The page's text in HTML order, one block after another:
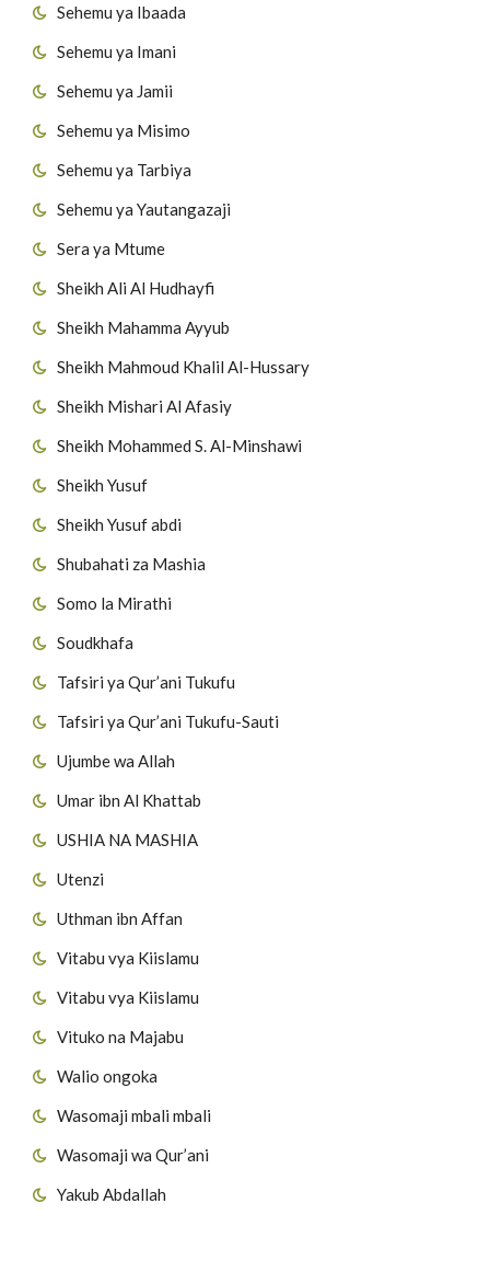
Sehemu ya Ibaada
Sehemu ya Imani
Sehemu ya Jamii
Sehemu ya Misimo
Sehemu ya Tarbiya
Sehemu ya Yautangazaji
Sera ya Mtume
Sheikh Ali Al Hudhayfi
Sheikh Mahamma Ayyub
Sheikh Mahmoud Khalil Al-Hussary
Sheikh Mishari Al Afasiy
Sheikh Mohammed S. Al-Minshawi
Sheikh Yusuf
Sheikh Yusuf abdi
Shubahati za Mashia
Somo la Mirathi
Soudkhafa
Tafsiri ya Qur’ani Tukufu
Tafsiri ya Qur’ani Tukufu-Sauti
Ujumbe wa Allah
Umar ibn Al Khattab
USHIA NA MASHIA
Utenzi
Uthman ibn Affan
Vitabu vya Kiislamu
Vitabu vya Kiislamu
Vituko na Majabu
Walio ongoka
Wasomaji mbali mbali
Wasomaji wa Qur’ani
Yakub Abdallah